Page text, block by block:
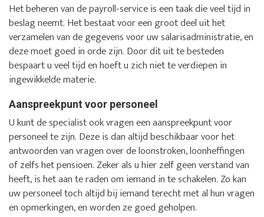
Het beheren van de payroll-service is een taak die veel tijd in
beslag neemt. Het bestaat voor een groot deel uit het
verzamelen van de gegevens voor uw salarisadministratie, en
deze moet goed in orde zijn. Door dit uit te besteden
bespaart u veel tijd en hoeft u zich niet te verdiepen in
ingewikkelde materie.
Aanspreekpunt voor personeel
U kunt de specialist ook vragen een aanspreekpunt voor
personeel te zijn. Deze is dan altijd beschikbaar voor het
antwoorden van vragen over de loonstroken, loonheffingen
of zelfs het pensioen. Zeker als u hier zelf geen verstand van
heeft, is het aan te raden om iemand in te schakelen. Zo kan
uw personeel toch altijd bij iemand terecht met al hun vragen
en opmerkingen, en worden ze goed geholpen.